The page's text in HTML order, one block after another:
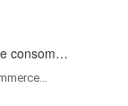
consom…